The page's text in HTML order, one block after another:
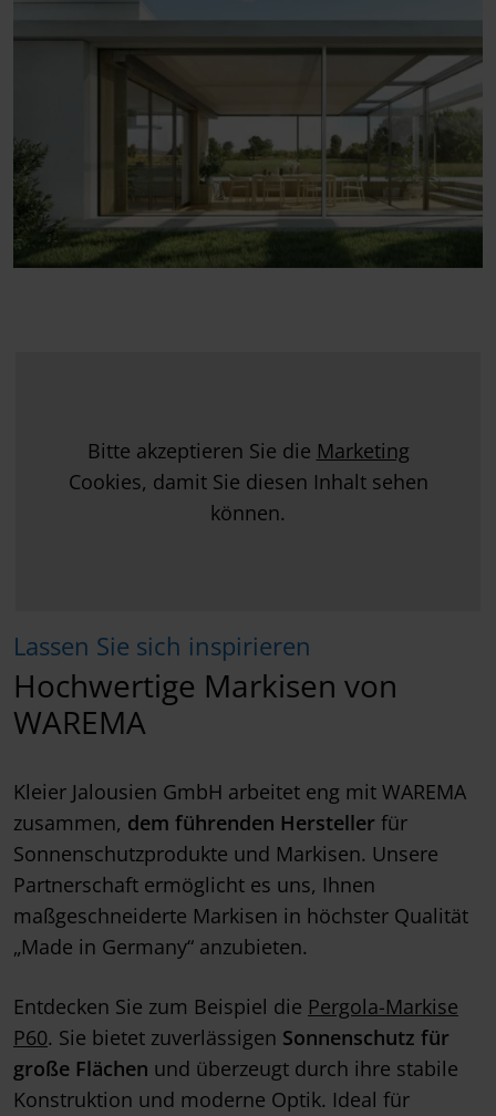
Bitte akzeptieren Sie die Marketing
Cookies, damit Sie diesen Inhalt sehen
können.
Lassen Sie sich inspirieren
Hochwertige Markisen von
WAREMA
Kleier Jalousien GmbH arbeitet eng mit WAREMA
zusammen, dem führenden Hersteller für
Sonnenschutzprodukte und Markisen. Unsere
Partnerschaft ermöglicht es uns, Ihnen
maßgeschneiderte Markisen in höchster Qualität
„Made in Germany“ anzubieten.
Entdecken Sie zum Beispiel die Pergola-Markise
P60. Sie bietet zuverlässigen Sonnenschutz für
große Flächen und überzeugt durch ihre stabile
Konstruktion und moderne Optik. Ideal für